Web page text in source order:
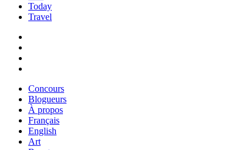
Today
Travel
Concours
Blogueurs
À propos
Français
English
Art